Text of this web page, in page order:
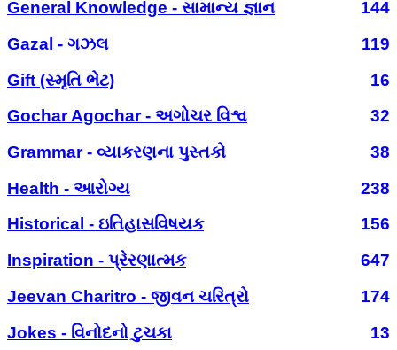
General Knowledge - સામાન્ય જ્ઞાન
144
Gazal - ગઝલ
119
Gift (સ્મૃતિ ભેટ)
16
Gochar Agochar - અગોચર વિશ્વ
32
Grammar - વ્યાકરણના પુસ્તકો
38
Health - આરોગ્ય
238
Historical - ઇતિહાસવિષયક
156
Inspiration - પ્રેરણાત્મક
647
Jeevan Charitro - જીવન ચરિત્રો
174
Jokes - વિનોદનો ટુચકા
13